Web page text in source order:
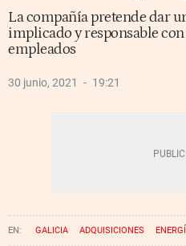
La compañía pretende dar
implicado y responsable
empleados
30 junio, 2021 19:21
GALICIA ADQUISICIONES